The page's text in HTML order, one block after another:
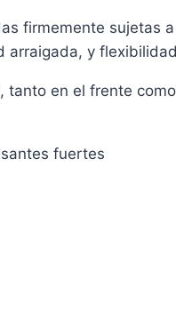
firmemente
y
en el frente
fuertes